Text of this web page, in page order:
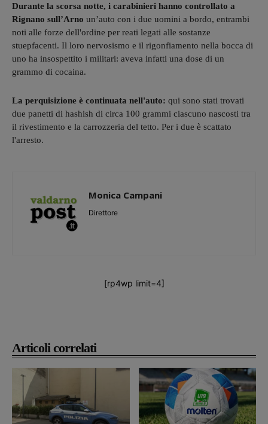
Articoli correlati
Durante la scorsa notte, i carabinieri hanno controllato a
Rignano sull’Arno un’auto con i due uomini a bordo, entrambi
noti alle forze dell'ordine per reati legati alle sostanze
stuepfacenti. Il loro nervosismo e il rigonfiamento nella bocca di
uno ha insospettito i militari: aveva infatti una dose di un
grammo di cocaina.
La perquisizione è continuata nell'auto: qui sono stati trovati
due panetti di hashish di circa 100 grammi ciascuno nascosti tra
il rivestimento e la carrozzeria del tetto. Per i due è scattato
l'arresto.
Monica Campani
Direttore
[rp4wp limit=4]